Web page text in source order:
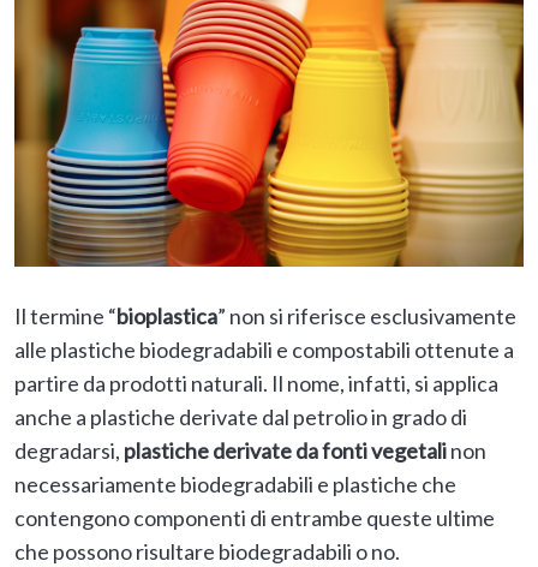
Il termine “bioplastica” non si riferisce esclusivamente
alle plastiche biodegradabili e compostabili ottenute a
partire da prodotti naturali. Il nome, infatti, si applica
anche a plastiche derivate dal petrolio in grado di
degradarsi, plastiche derivate da fonti vegetalinon
necessariamente biodegradabili e plastiche che
contengono componenti di entrambe queste ultime
che possono risultare biodegradabili o no.